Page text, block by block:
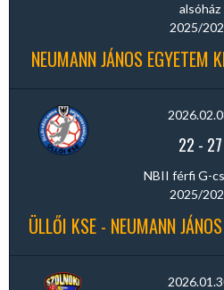
alsóház
2025/
NEUMANN JÁNOS EGYETEM
22 - 27
NBII férfi G-
2025/
ÜLLŐI KSE - NEUMANN